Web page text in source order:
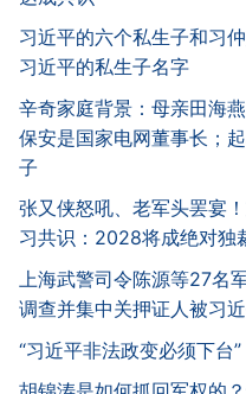
习近平的六个私生子和习
习近平的私生子名字
辛奇家庭背景：母亲田海
保安是国家电网董事长；
子
张又侠怒吼、老军头罢宴
习共识：2028将成绝对独
上海武警司令陈源等27名
调查并集中关押证人被习
“习近平非法政变必须下台